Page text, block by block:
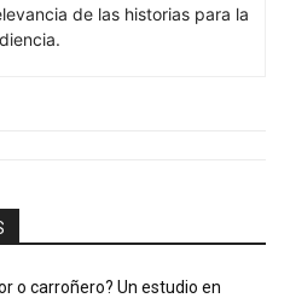
de las historias para la
o carroñero? Un estudio en